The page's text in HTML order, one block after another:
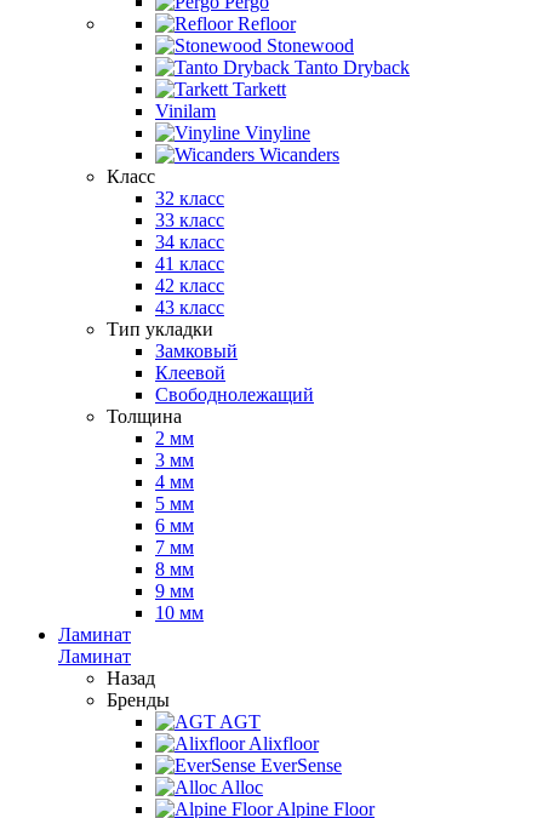
Refloor
Stonewood
Tanto Dryback
Tarkett
Vinilam
Vinyline
Wicanders
Класс
32 класс
33 класс
34 класс
41 класс
42 класс
43 класс
Тип укладки
Замковый
Клеевой
Свободнолежащий
Толщина
2 мм
3 мм
4 мм
5 мм
6 мм
7 мм
8 мм
9 мм
10 мм
Ламинат
Ламинат
Назад
Бренды
AGT
Alixfloor
EverSense
Alloc
Alpine Floor